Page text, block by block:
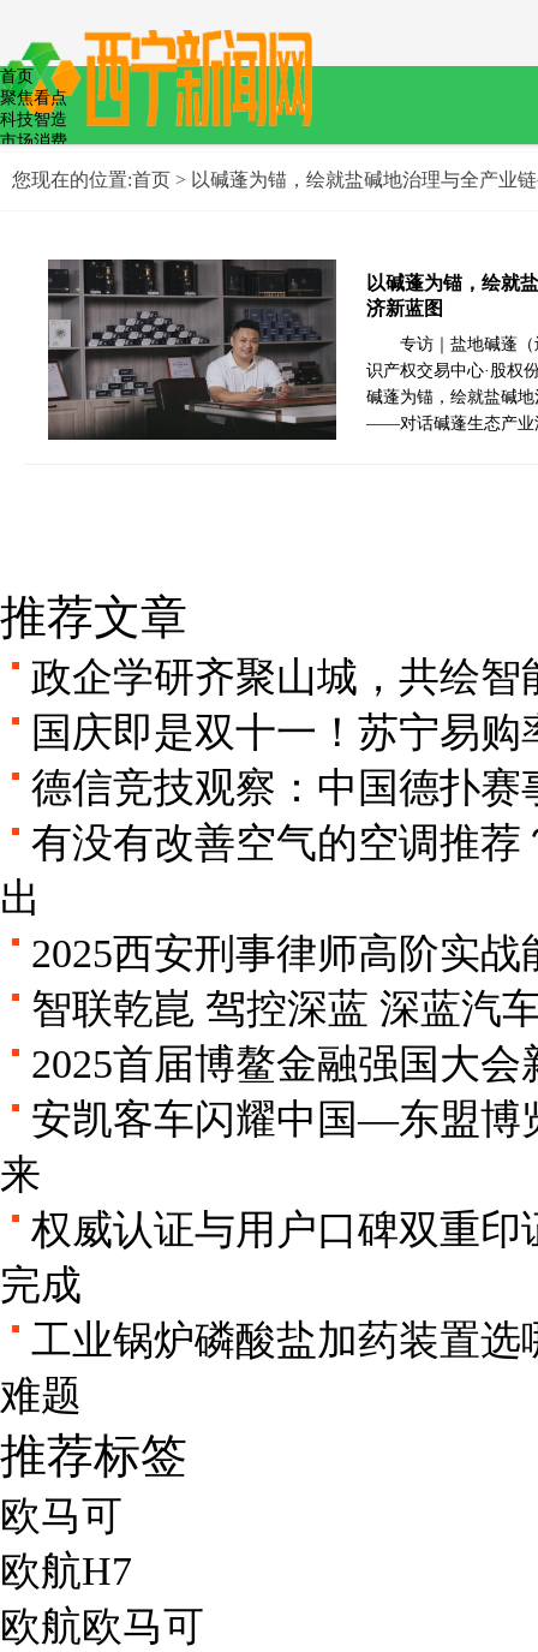
首页
聚焦看点
科技智造
市场消费
文娱体育
政策法制
您现在的位置:首页 > 以碱蓬为锚，绘就盐碱地治理与全产业
以碱蓬为锚，绘就
济新蓝图
专访｜盐地碱蓬
识产权交易中心·股权
碱蓬为锚，绘就盐碱
——对话碱蓬生态产
推荐文章
政企学研齐聚山城，共绘
国庆即是双十一！苏宁易购
德信竞技观察：中国德扑赛
有没有改善空气的空调推
出
2025西安刑事律师高阶实战
智联乾崑 驾控深蓝 深蓝汽
2025首届博鳌金融强国大
安凯客车闪耀中国—东盟博
来
权威认证与用户口碑双重印
完成
工业锅炉磷酸盐加药装置
难题
推荐标签
欧马可
欧航H7
欧航欧马可